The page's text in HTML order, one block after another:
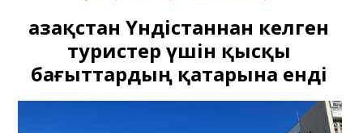
Қазақстан Үндістаннан келген
туристер үшін қысқы
бағыттардың қатарына енді